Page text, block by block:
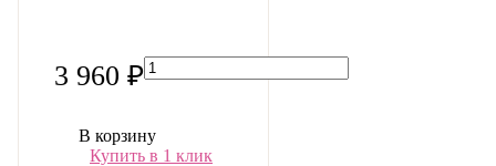
3 960 ₽
В корзину
Купить в 1 клик